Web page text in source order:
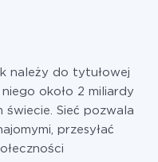
należy do tytułowej
około 2 miliardy
świecie. Sieć pozwala
przesyłać